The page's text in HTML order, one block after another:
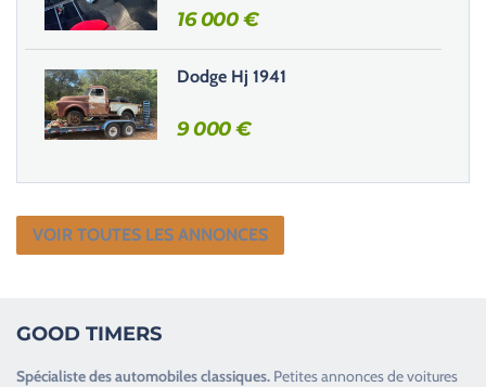
16 000€
Dodge Hj 1941
9 000€
VOIR TOUTES LES ANNONCES
GOOD TIMERS
Spécialiste desautomobiles classiques. Petites annonces devoitures